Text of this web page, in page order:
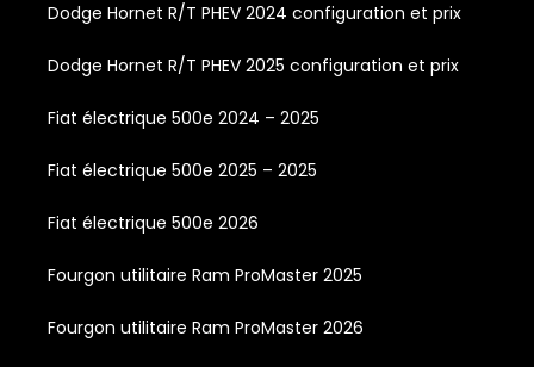
Dodge Hornet R/T PHEV 2024 configuration et prix
Dodge Hornet R/T PHEV 2025 configuration et prix
Fiat électrique 500e 2024 – 2025
Fiat électrique 500e 2025 – 2025
Fiat électrique 500e 2026
Fourgon utilitaire Ram ProMaster 2025
Fourgon utilitaire Ram ProMaster 2026